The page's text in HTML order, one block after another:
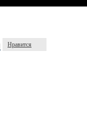
Нравится